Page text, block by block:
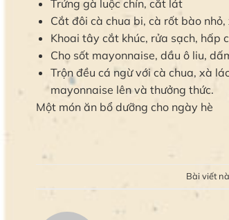
Trứng gà luộc chín, cắt lát
Cắt đôi cà chua bi, cà rốt bào
Khoai tây cắt khúc, rửa sạch, hấp
Cho sốt mayonnaise, dầu ô liu,
Trộn đều cá ngừ với cà chua, xà
mayonnaise lên và thưởng thức.
Một món ăn bổ dưỡng cho ngày hè
Bài viết